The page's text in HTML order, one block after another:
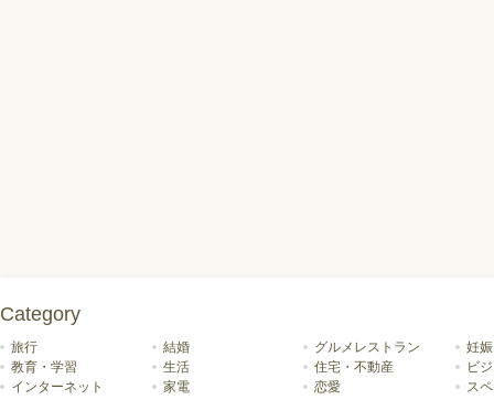
Category
旅行 結婚 グルメレストラン
妊
教育・学習
生活 住宅・不動産
ビ
インターネット
家電 恋愛 ス